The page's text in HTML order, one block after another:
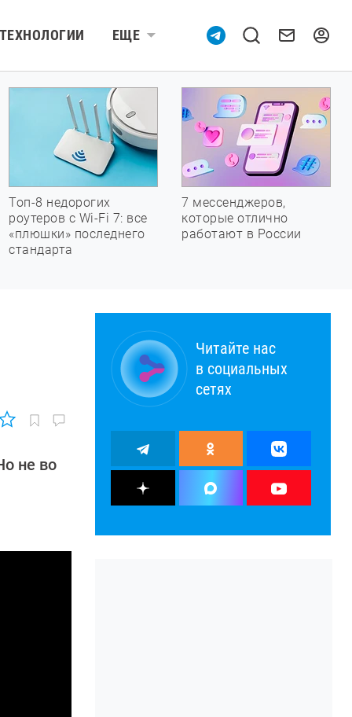
ТЕХНОЛОГИИ ЕЩЕ
Топ-8 недорогих
роутеров с Wi-Fi 7: все
«плюшки» последнего
стандарта
7 мессенджеров,
которые отлично
работают в России
не во
Читайте нас
в социальных
сетях